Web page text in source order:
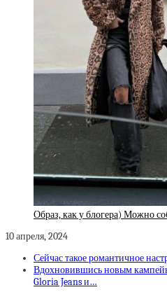
Образ, как у блогера) Можно
10 апреля, 2024
Сейчас такое романтичное
Вдохновившись новым
Gloria Jeans и…